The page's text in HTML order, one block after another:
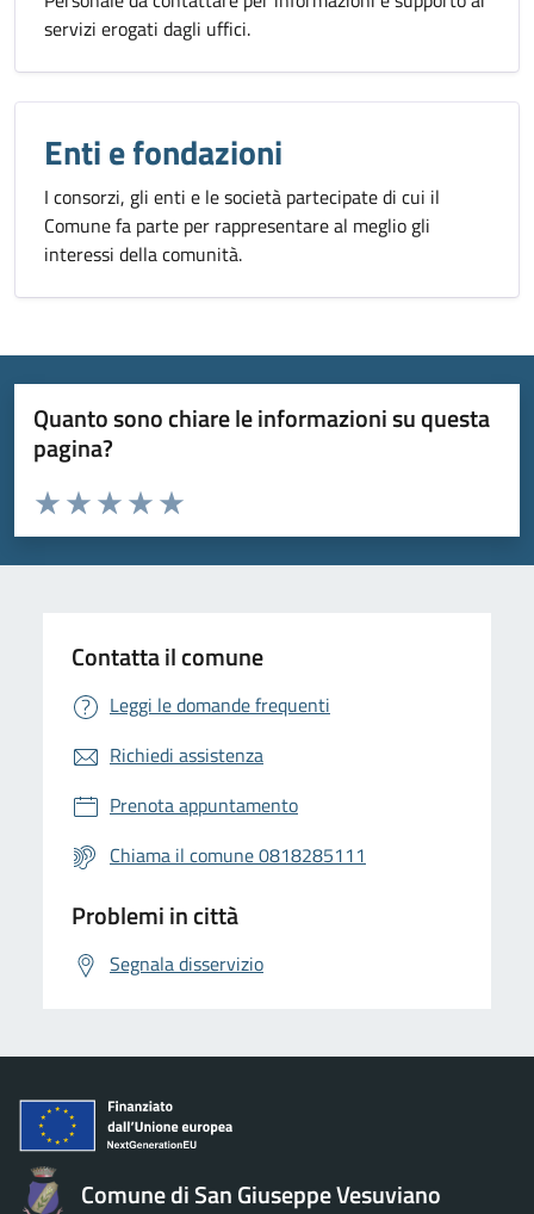
servizi erogati dagli uffici.
Enti e fondazioni
I consorzi, gli enti e le società partecipate di cui il
Comune fa parte per rappresentare al meglio gli
interessi della comunità.
Quanto sono chiare le informazioni su questa
pagina?
Valuta da 1 a 5 stelle la pagina
Valuta 5 stelle su 5
Valuta 4 stelle su 5
Valuta 3 stelle su 5
Valuta 2 stelle su 5
Valuta 1 stelle su 5
Contatta il comune
Leggi le domande frequenti
Richiedi assistenza
Prenota appuntamento
Chiama il comune 0818285111
Problemi in città
Segnala disservizio
Comune di San Giuseppe Vesuviano